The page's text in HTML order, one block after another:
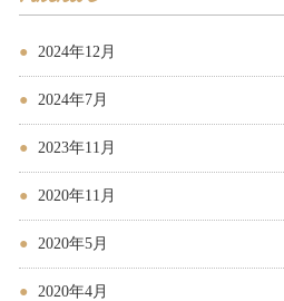
2024年12月
2024年7月
2023年11月
2020年11月
2020年5月
2020年4月